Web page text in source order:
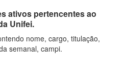
ativos pertencentes ao
Unifei.
nome, cargo, titulação,
semanal, campi.